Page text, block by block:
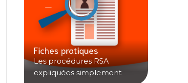
Fiches pratiques
Les procédures RSA
expliquées simplement